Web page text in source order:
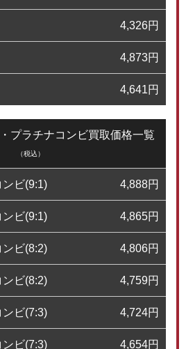
4,326円
4,873円
4,641円
プラチナコンビ買取価格一覧
（税込）
ビ(9:1) 4,888円
ビ(9:1) 4,865円
ビ(8:2) 4,806円
ビ(8:2) 4,759円
ビ(7:3) 4,724円
ビ(7:3) 4,654円